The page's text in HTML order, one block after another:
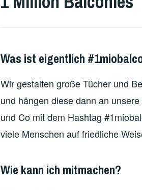
Was ist eigentlich
Wir gestalten große Tücher und
und hängen diese dann an
und Co mit dem Hashtag
viele Menschen auf friedliche
Wie kann ich mitmachen?